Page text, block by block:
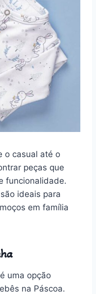
o casual até o
peças que
funcionalidade.
ideais para
em família
uma opção
na Páscoa.